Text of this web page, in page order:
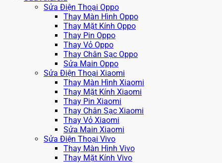
Sửa Điện Thoại Oppo
Thay Màn Hình Oppo
Thay Mặt Kính Oppo
Thay Pin Oppo
Thay Vỏ Oppo
Thay Chân Sạc Oppo
Sửa Main Oppo
Sửa Điện Thoại Xiaomi
Thay Màn Hình Xiaomi
Thay Mặt Kính Xiaomi
Thay Pin Xiaomi
Thay Chân Sạc Xiaomi
Thay Vỏ Xiaomi
Sửa Main Xiaomi
Sửa Điện Thoại Vivo
Thay Màn Hình Vivo
Thay Mặt Kính Vivo